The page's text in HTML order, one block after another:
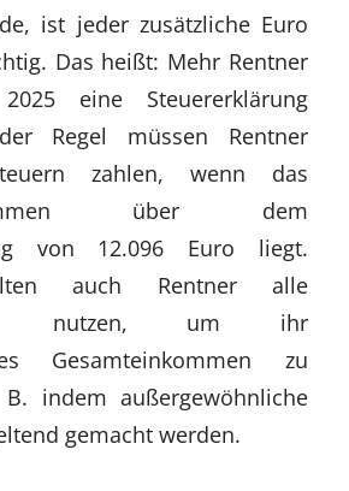
ist jeder zusätzliche Euro
Das heißt: Mehr Rentner
eine Steuererklärung
Regel müssen Rentner
zahlen, wenn das
über dem
von 12.096 Euro liegt.
auch Rentner alle
nutzen, um ihr
Gesamteinkommen zu
indem außergewöhnliche
gemacht werden.